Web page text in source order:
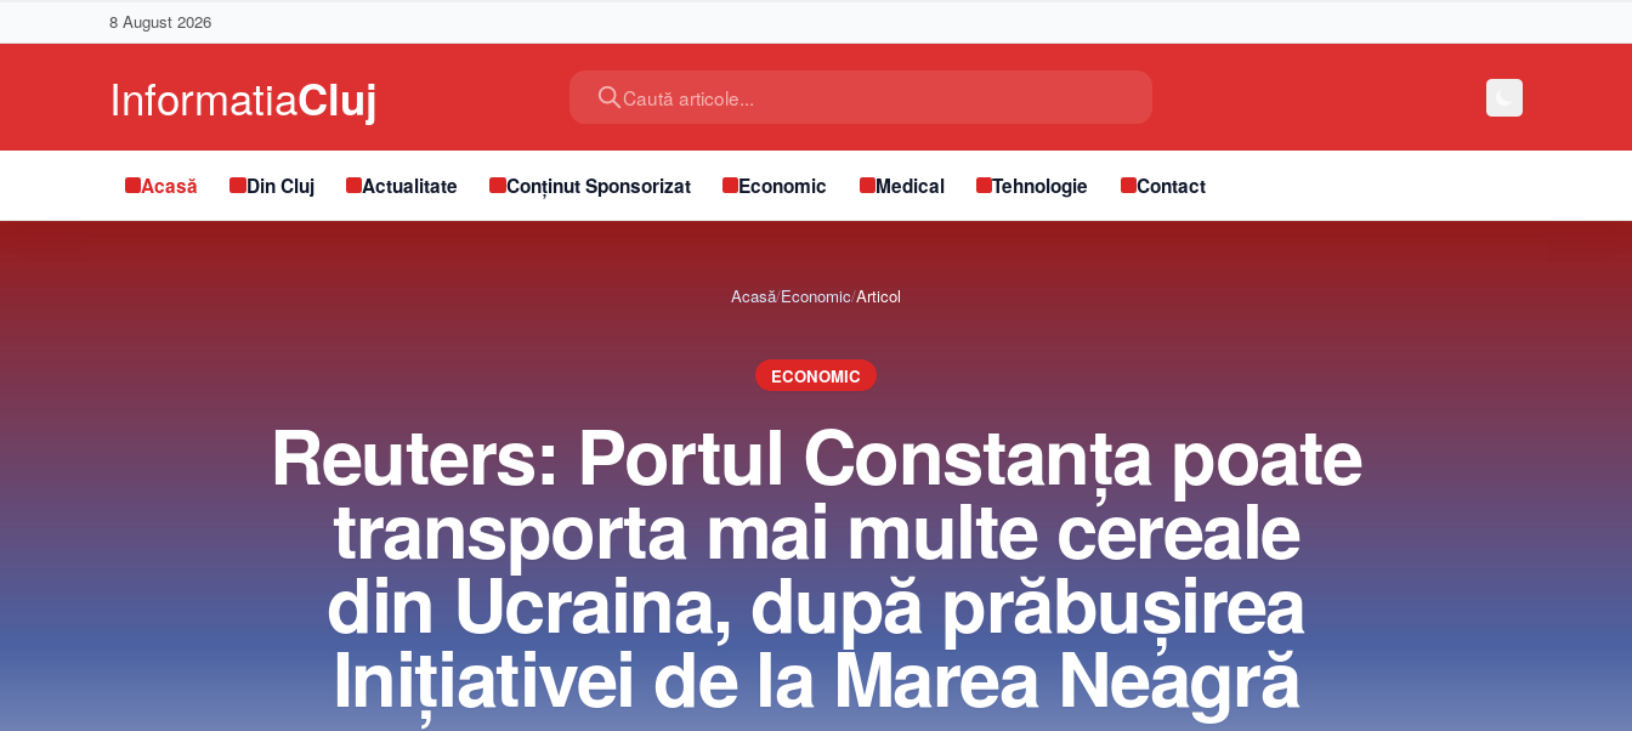
8 August 2026
Caută articole...
Acasă Din Cluj Actualitate Conținut Sponsorizat Economic Medical Tehnologie Contact
Acasă/Economic/Articol
ECONOMIC
Reuters: Portul Constanţa poate
transporta mai multe cereale
din Ucraina, după prăbuşirea
Iniţiativei de la Marea Neagră